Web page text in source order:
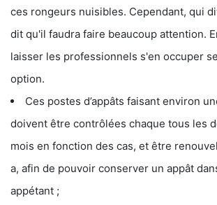
ces rongeurs nuisibles. Cependant, qui
dit qu'il faudra faire beaucoup attention.
laisser les professionnels s'en occuper
option.
Ces postes d’appâts faisant environ
doivent être contrôlées chaque tous les
mois en fonction des cas, et être
a, afin de pouvoir conserver un appât
appétant ;